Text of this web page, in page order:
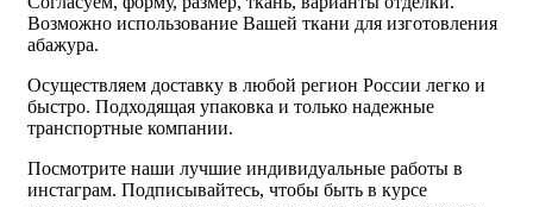
Возможно использование Вашей ткани для изготовления
абажура.
Осуществляем доставку в любой регион России легко и
быстро. Подходящая упаковка и только надежные
транспортные компании.
Посмотрите наши лучшие индивидуальные работы в
инстаграм. Подписывайтесь, чтобы быть в курсе